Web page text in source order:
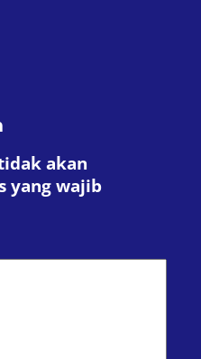
akan
yang wajib